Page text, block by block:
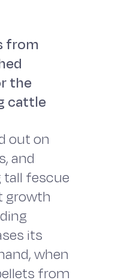
from
the
cattle
out on
and
fescue
growth
its
when
from